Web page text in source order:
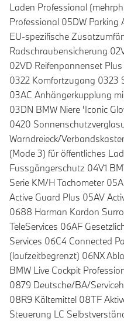
Laden Professional
Professional 05DW
EU-spezifische
Radschraubensicherung
02VD Reifenpannenset
0322 Komfortzugang 0323
03AC Anhängerkupplung
03DN BMW Niere 'Iconic
0420
Warndreieck/
(Mode 3) für öffentliches
Fussgängerschutz 04V1
Serie KM/H Tachometer
Active Guard Plus 05AV
0688 Harman Kardon
TeleServices 06AF
Services 06C4 Connected
(laufzeitbegrenzt) 06NX
BMW Live Cockpit
0879 Deutsche/BA/
08R9 Kältemittel 08TF
Steuerung LC